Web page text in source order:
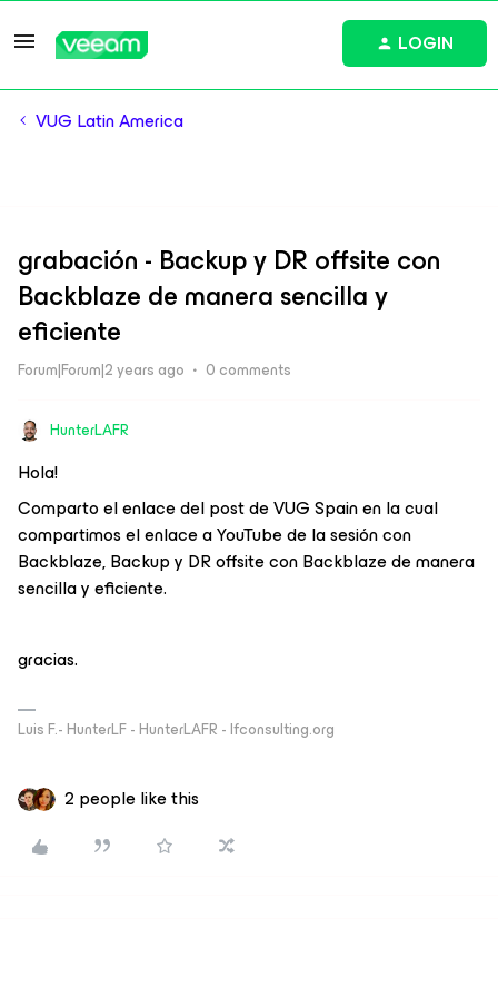
LOGIN
VUG Latin America
grabación - Backup y DR offsite con
Backblaze de manera sencilla y
eficiente
Forum|Forum|2 years ago 0 comments
HunterLAFR
Hola!
Comparto el enlace del post de VUG Spain en la cual
compartimos el enlace a YouTube de la sesión con
Backblaze, Backup y DR offsite con Backblaze de manera
sencilla y eficiente.
gracias.
Luis F.- HunterLF - HunterLAFR - lfconsulting.org
2 people like this